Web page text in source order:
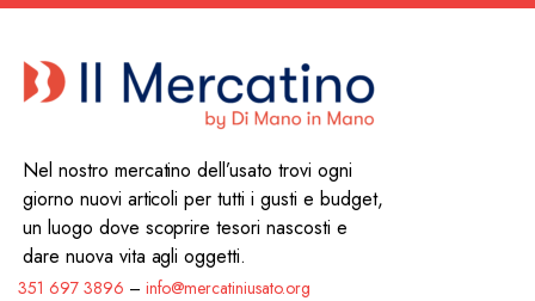
Nel nostro mercatino dell’usato trovi ogni
giorno nuovi articoli per tutti i gusti e budget,
un luogo dove scoprire tesori nascosti e
dare nuova vita agli oggetti.
351 697 3896 – info@mercatiniusato.org